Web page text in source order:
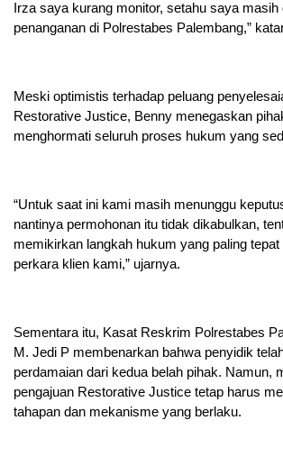
Irza saya kurang monitor, setahu saya masih
penanganan di Polrestabes Palembang,”
Meski optimistis terhadap peluang
Restorative Justice, Benny menegaskan
menghormati seluruh proses hukum yang
“Untuk saat ini kami masih menunggu
nantinya permohonan itu tidak dikabulkan,
memikirkan langkah hukum yang paling
perkara klien kami,” ujarnya.
Sementara itu, Kasat Reskrim Polrestabes
M. Jedi P membenarkan bahwa penyidik
perdamaian dari kedua belah pihak. Namun,
pengajuan Restorative Justice tetap harus
tahapan dan mekanisme yang berlaku.